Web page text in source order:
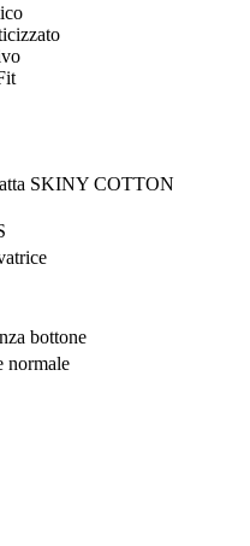
SKINY COTTON
bottone
normale